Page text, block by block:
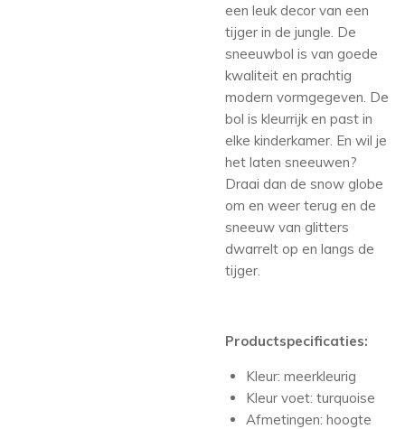
een leuk decor van een
tijger in de jungle. De
sneeuwbol is van goede
kwaliteit en prachtig
modern vormgegeven. De
bol is kleurrijk en past in
elke kinderkamer. En wil je
het laten sneeuwen?
Draai dan de snow globe
om en weer terug en de
sneeuw van glitters
dwarrelt op en langs de
tijger.
Productspecificaties:
Kleur: meerkleurig
Kleur voet: turquoise
Afmetingen: hoogte